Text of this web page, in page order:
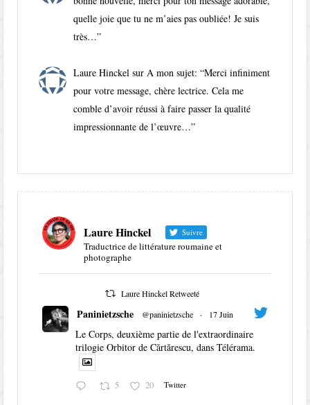
quelle joie que tu ne m’aies pas oubliée! Je suis
très…”
Laure Hinckel surA mon sujet: “Merci infiniment
pour votre message, chère lectrice. Cela me
comble d’avoir réussi à faire passer la qualité
impressionnante de l’œuvre…”
Laure Hinckel Suivre
Traductrice de littérature roumaine et
photographe
Laure Hinckel Retweeté
Paninietzsche @paninietzsche · 17 Juin
Le Corps, deuxième partie de l'extraordinaire
trilogie Orbitor de Cărtărescu, dans Télérama.
5 20 Twitter